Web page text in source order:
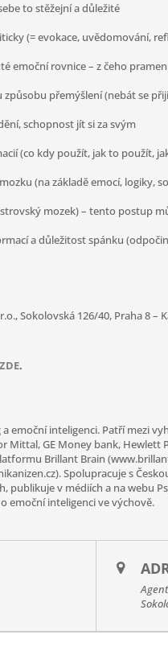
to stěžejní a důležité
(= evokace, uvědomování,
emoční rovnice – z čeho
přemýšlení (nebát se
schopnost jít si za svým
(co kdy použít, jak to použít,
(na základě emocí, logiky,
mozek) – tento postup
a důležitost spánku
Sokolovská 126/40, Praha 8 –
ZDE.
emoční inteligenci. Patří mezi
GE Money bank, Hewlett
Brillant Brain
Spolupracuje s
publikuje v médiích a na webu
emoční inteligenci ve výchově.